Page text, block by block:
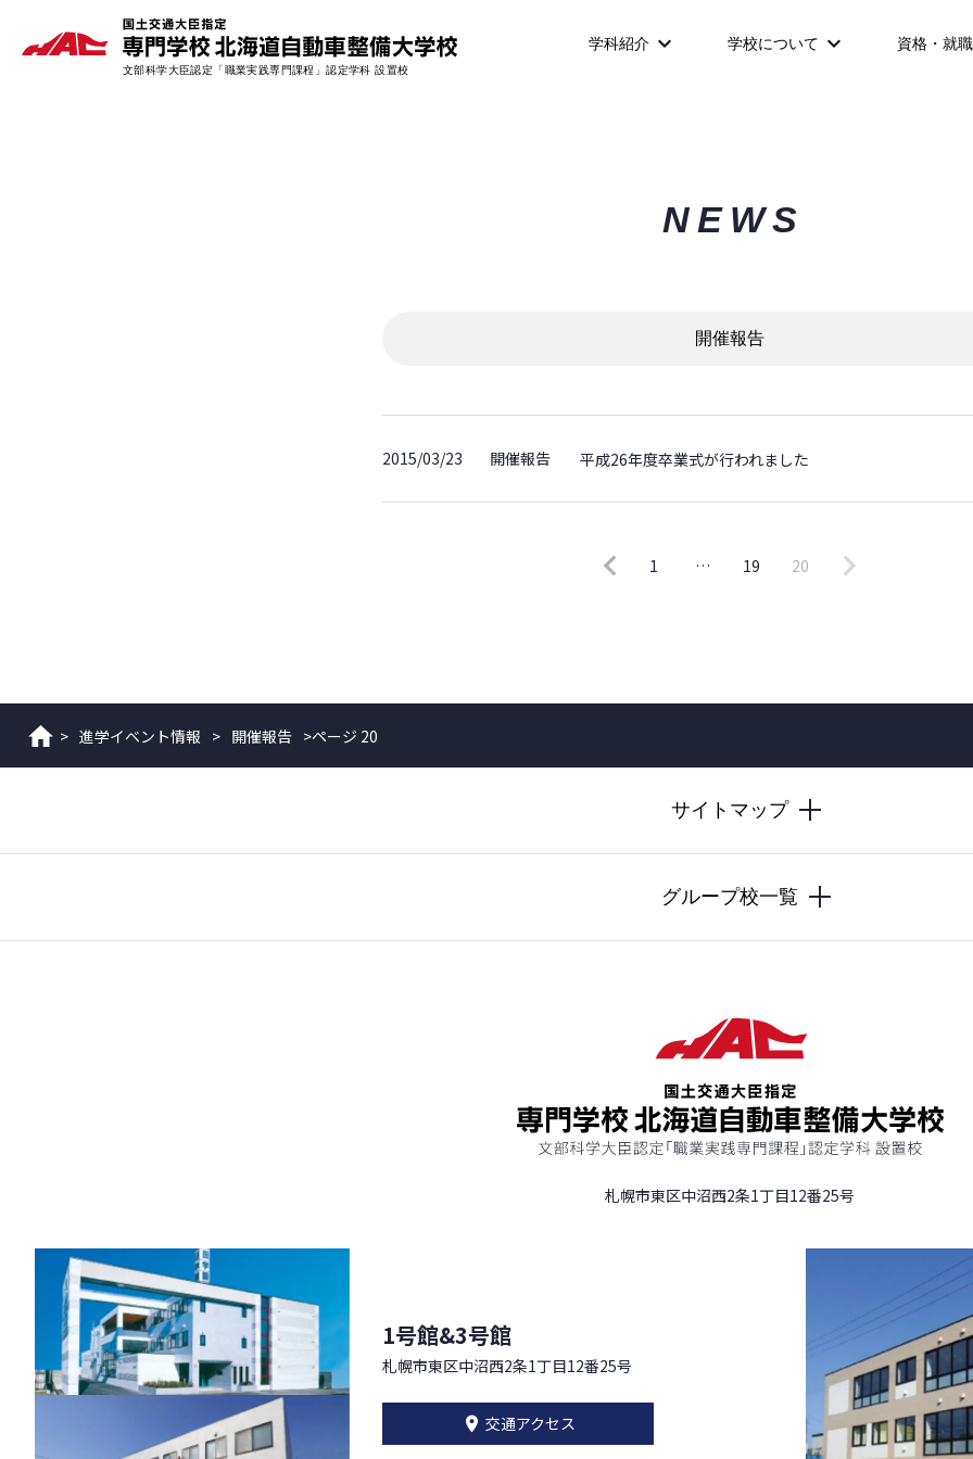
学科紹介 学校について 資格・就職
NEWS
開催報告
平成26年度卒業式が行われました
2015/03/23 開催報告
1 … 19 20
ホーム
> 進学イベント情報 > 開催報告 >ページ 20
サイトマップ
グループ校一覧
札幌市東区中沼西2条1丁目12番25号
1号館&3号館
札幌市東区中沼西2条1丁目12番25号
交通アクセス